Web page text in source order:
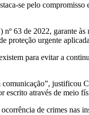
se pelo
63 de 2022, garante às
proteção urgente
para evitar a
justificou
escrito através de meio
de crimes nas